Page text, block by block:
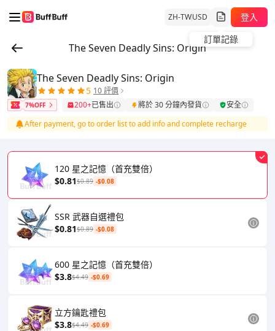
ZH-TWUSD
訂單記錄
登入
The Seven Deadly Sins: Origin
The Seven Deadly Sins: Origin
5 10 評價
7%OFF 200+已售出 將於 30 分鐘內發貨
安全
After payment, go to order list to add info and complete recharge
120 星之記憶（首充雙倍）
$0.81$0.89 -$0.08
SSR 武器自選禮包
$0.81$0.89 -$0.08
600 星之記憶（首充雙倍）
$3.8$4.49 -$0.69
立方鑰匙禮包
$3.8$4.49 -$0.69